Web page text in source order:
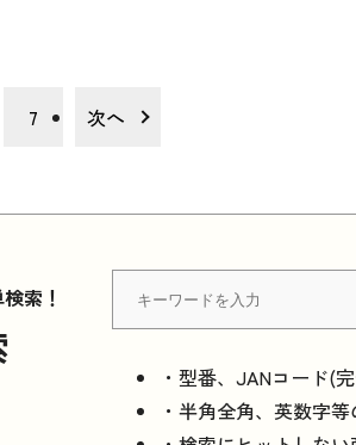
7 次へ
索！
・型番、JANコード(
・半角全角、英数字